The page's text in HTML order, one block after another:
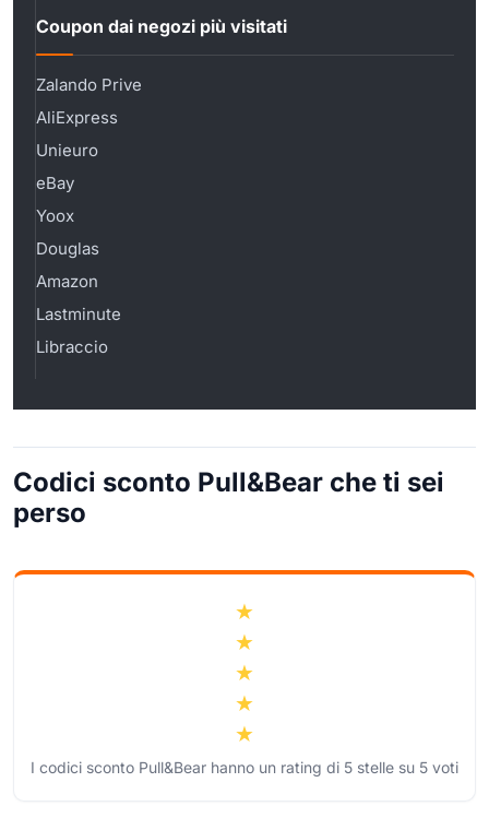
Coupon dai negozi più visitati
Zalando Prive
AliExpress
Unieuro
eBay
Yoox
Douglas
Amazon
Lastminute
Libraccio
Codici sconto Pull&Bear che ti sei
perso
I codici sconto Pull&Bear hanno un rating di 5 stelle su 5 voti